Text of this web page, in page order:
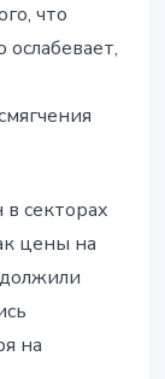
что
секторах
цены на
на